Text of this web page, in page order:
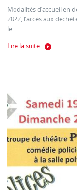
Modalités d’accueil en
2022, l’accès aux
le...
Lire la suite